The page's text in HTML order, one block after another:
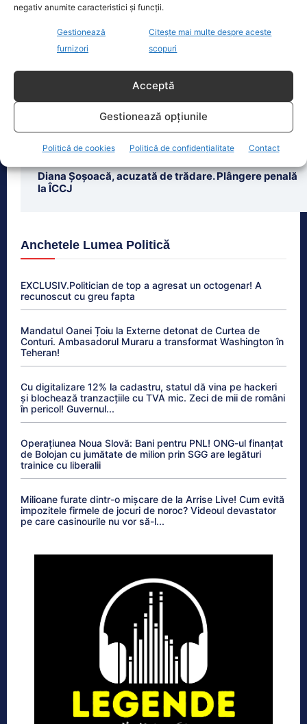
negativ anumite caracteristici și funcții.
Gestionează
furnizori
Citește mai multe despre aceste
scopuri
Acceptă
Gestionează opțiunile
Politică de cookies Politică de confidențialitate Contact
Ultimele știri
comunicarea de informații false, la ÎCCJ. Cine a
intentat plângerea penală
George Simion respinge varianta unui Guvern de
tehnocrați, propusă de Nicușor Dan: „Românii se vor
pronunța la urne, fiind și singura soluție de ieșire...
Diana Șoșoacă, acuzată de trădare. Plângere penală
la ÎCCJ
Anchetele Lumea Politică
EXCLUSIV.Politician de top a agresat un octogenar! A
recunoscut cu greu fapta
Mandatul Oanei Țoiu la Externe detonat de Curtea de
Conturi. Ambasadorul Muraru a transformat Washington în
Teheran!
Cu digitalizare 12% la cadastru, statul dă vina pe hackeri
și blochează tranzacțiile cu TVA mic. Zeci de mii de români
în pericol! Guvernul...
Operațiunea Noua Slovă: Bani pentru PNL! ONG-ul finanțat
de Bolojan cu jumătate de milion prin SGG are legături
trainice cu liberalii
Milioane furate dintr-o mișcare de la Arrise Live! Cum evită
impozitele firmele de jocuri de noroc? Videoul devastator
pe care casinourile nu vor să-l...